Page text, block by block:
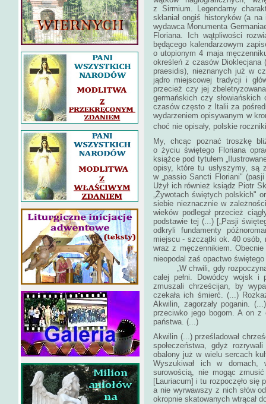
z Sirmium. Legendarny
skłaniał ongiś historyków (a
wydawca Monumenta
Floriana. Ich wątpliwości
będącego kalendarzowym
o utopionym 4 maja
określeń z czasów Dioklecjana
praesidis), nieznanych już w
jądro miejscowej tradycji i
przecież czy jej
germańskich czy
czasów często z Italii za
wydarzeniem opisywanym w
choć nie opisały, polskie roczniki
My, chcąc poznać troszkę
o życiu świętego Floriana
książce pod tytułem
opisy, które tu usłyszymy, są
w „passio Sancti Floriani"
Użył ich również ksiądz Piotr
„Żywotach świętych polskich"
siebie nieznacznie w
wieków podlegał przecież
podstawie tej (...) [„Pasji
odkryli fundamenty
miejscu - szczątki ok. 40 osób,
wraz z męczennikiem.
nieopodal zaś opactwo
„W chwili, gdy rozpoczyna
całej pełni. Dowódcy wojsk i
zmuszali chrześcijan, by
czekała ich śmierć. (...)
Akwilin, zagorzały poganin.
przeciwko jego bogom. A on z
państwa. (...)
Akwilin (...) prześladował
społeczeństwa, gdyż
obalony już w wielu sercach
Wyszukiwał ich w domach,
surowością, nie mogąc
[Lauriacum] i tu rozpoczęło się
a nie wyrwawszy z nich słów
okropnie skatowanych wtrącał